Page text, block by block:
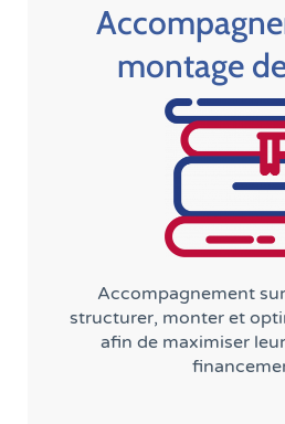
montage
Accompagnement
structurer, monter et
afin de maximiser